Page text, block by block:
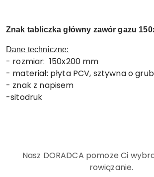
Znak tabliczka główny zawór gazu
Dane techniczne:
- rozmiar: 150x200 mm
- materiał: płyta PCV, sztywna o
- znak z napisem
-sitodruk
Nasz DORADCA pomoże Ci
rowiązanie.